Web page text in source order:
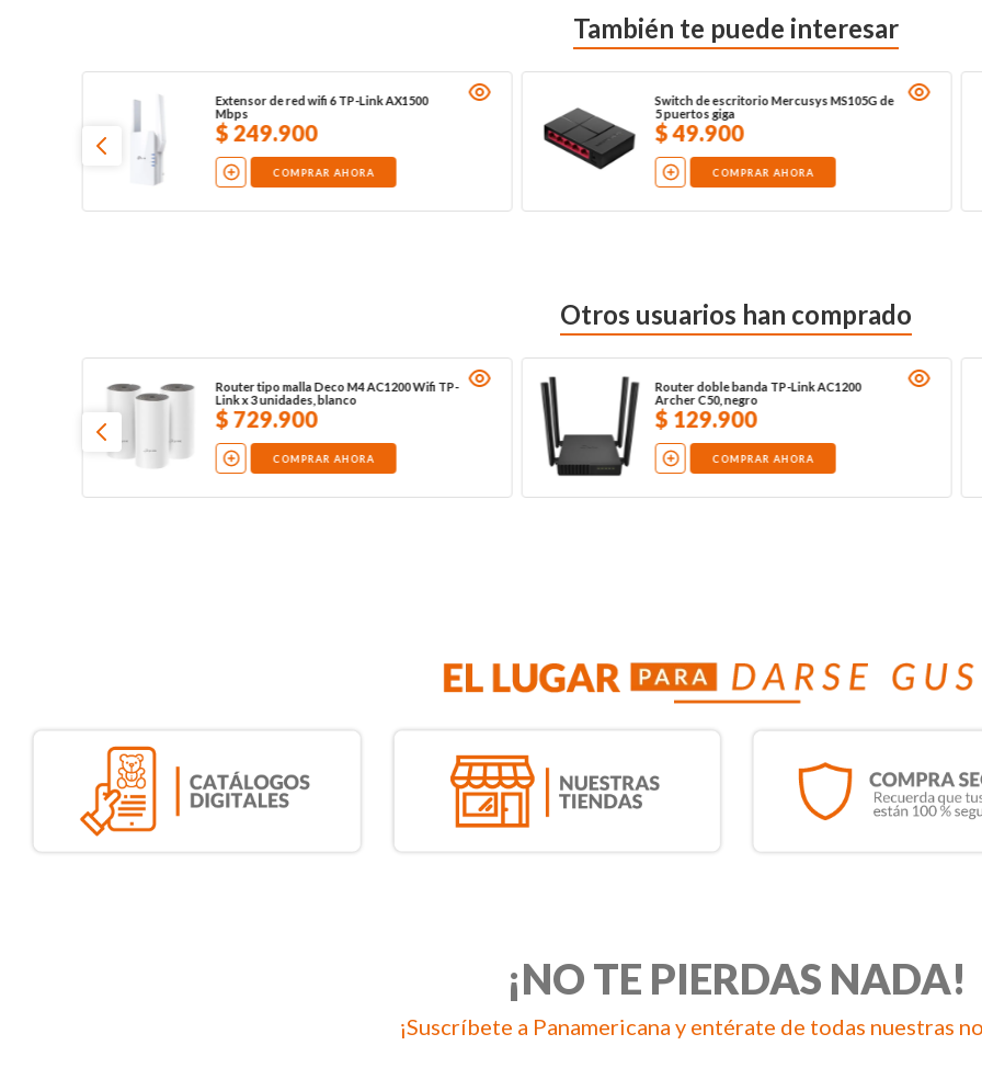
También te puede interesar
Extensor de red wifi 6 TP-Link AX1500
Mbps
$249.900
COMPRAR AHORA
Switch de escritorio Mercusys MS105G de
5 puertos giga
$49.900
COMPRAR AHORA
Otros usuarios han comprado
Router tipo malla Deco M4 AC1200 Wifi TP-
Link x 3 unidades, blanco
$729.900
COMPRAR AHORA
Router doble banda TP-Link AC1200
Archer C50, negro
$ 129.900
COMPRAR AHORA
¡NO TE PIERDAS NADA!
¡Suscríbete a Panamericana y entérate de todas nuestras